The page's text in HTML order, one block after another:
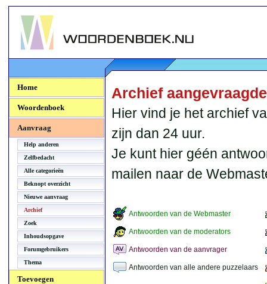
Woordenboek.NU
Home
Woordenboek
Aanvraag
Help anderen
Zelfbedacht
Alle categorieën
Beknopt overzicht
Nieuwe aanvraag
Archief
Zoek
Inhoudsopgave
Forumgebruikers
Thema
Toevoegen
Archief
Hier vind je het archief
zijn dan 24 uur.
Je kunt hier géén
mailen naar de
Antwoorden van de Webmaster
Antwoorden van de moderators
Antwoorden van de aanvrager
Antwoorden van alle andere puzzelaars